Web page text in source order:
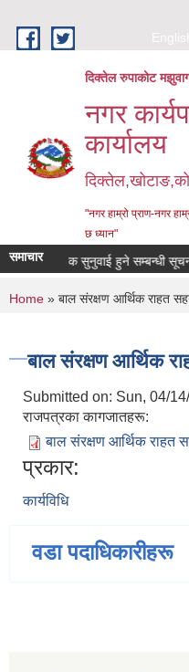
दिक्तेल रुपाकोट
नगर
कार्यालय
"नगर हाम्रो प्राण-नगर
छ ध्यान"
समाचार
सार्वजनिक सुनुवाई हुने सम्बन्धी
You are here
Home » बाल संरक्षण आर्थिक राहत
बाल संरक्षण आर्थिक
Submitted on: Sun, 04/
राजपत्रका कागजातहरू:
बाल संरक्षण आर्थिक राहत
प्रकार:
कार्यविधि
वडा पदाधिकारीहरू